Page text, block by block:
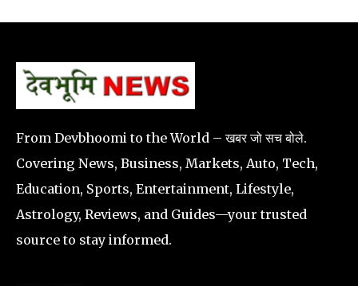
From Devbhoomi to the World – खबर जो सच बोले.
Covering News, Business, Markets, Auto, Tech,
Education, Sports, Entertainment, Lifestyle,
Astrology, Reviews, and Guides—your trusted
source to stay informed.